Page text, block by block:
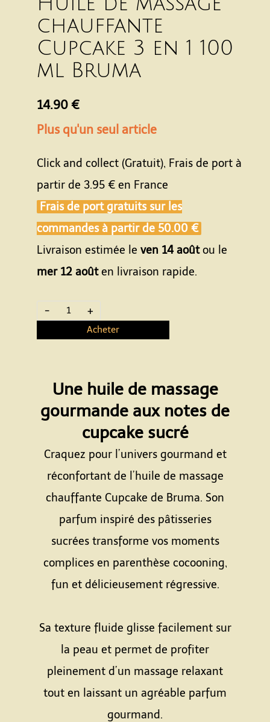
chauffante
Cupcake 3 en 1 100
ml Bruma
14.90 €
Plus qu'un seul article
Click and collect (Gratuit), Frais de port à
partir de 3.95 € en France
Frais de port gratuits sur les
commandes à partir de 50.00 €
Livraison estimée le ven 14 aoûtou le
mer 12 aoûten livraison rapide.
- +
Acheter
Une huile de massage
gourmande aux notes de
cupcake sucré
Craquez pour l’univers gourmand et
réconfortant de l’huile de massage
chauffante Cupcake de Bruma. Son
parfum inspiré des pâtisseries
sucrées transforme vos moments
complices en parenthèse cocooning,
fun et délicieusement régressive.
Sa texture fluide glisse facilement sur
la peau et permet de profiter
pleinement d’un massage relaxant
tout en laissant un agréable parfum
gourmand.